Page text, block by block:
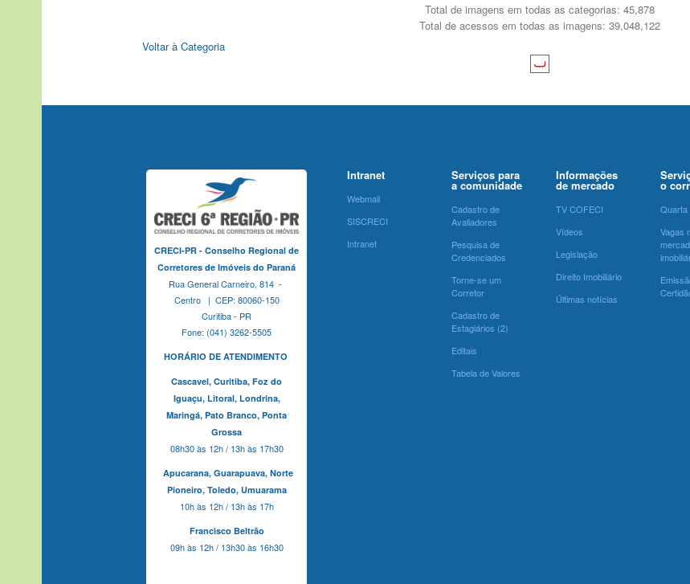
Total de imagens em todas as categorias: 45,878
Total de acessos em todas as imagens: 39,048,122
Voltar à Categoria
CRECI-PR - Conselho Regional de
Corretores de Imóveis do Paraná
Rua General Carneiro, 814 -
Centro | CEP: 80060-150
Curitiba - PR
Fone: (041) 3262-5505
HORÁRIO DE ATENDIMENTO
Cascavel, Curitiba, Foz do
Iguaçu, Litoral, Londrina,
Maringá, Pato Branco, Ponta
Grossa
08h30 às 12h / 13h às 17h30
Apucarana, Guarapuava, Norte
Pioneiro, Toledo, Umuarama
10h às 12h / 13h às 17h
Francisco Beltrão
09h às 12h / 13h30 às 16h30
Intranet
Webmail
SISCRECI
Intranet
Serviços para
a comunidade
Cadastro de
Avaliadores
Pesquisa de
Credenciados
Torne-se um
Corretor
Cadastro de
Estagiários (2)
Editais
Tabela de Valores
Informações
de mercado
TV COFECI
Vídeos
Legislação
Direito Imobiliário
Últimas notícias
o
Quarta
Vagas